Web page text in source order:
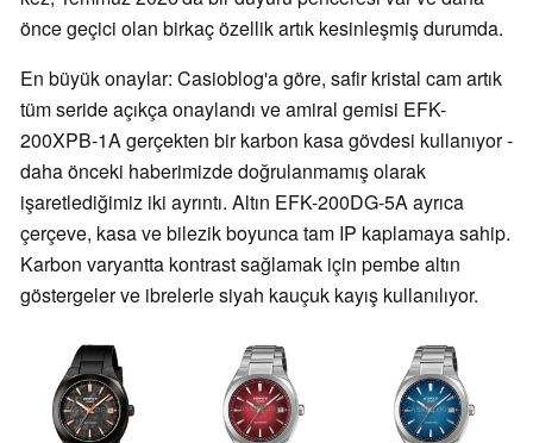
önce geçici olan birkaç özellik artık kesinleşmiş durumda.
En büyük onaylar: Casioblog'a göre, safir kristal cam artık
tüm seride açıkça onaylandı ve amiral gemisi EFK-
200XPB-1A gerçekten bir karbon kasa gövdesi kullanıyor -
daha önceki haberimizde doğrulanmamış olarak
işaretlediğimiz iki ayrıntı. Altın EFK-200DG-5A ayrıca
çerçeve, kasa ve bilezik boyunca tam IP kaplamaya sahip.
Karbon varyantta kontrast sağlamak için pembe altın
göstergeler ve ibrelerle siyah kauçuk kayış kullanılıyor.